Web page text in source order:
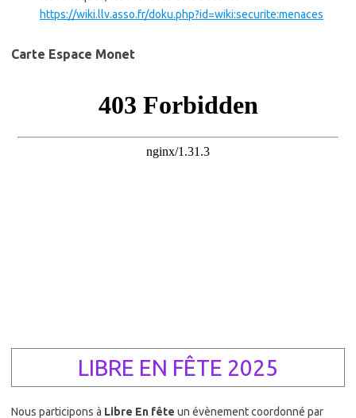
https://wiki.llv.asso.fr/doku.php?id=wiki:securite:menaces
Carte Espace Monet
LIBRE EN FÊTE 2025
Nous participons à Libre En fête un évènement coordonné par